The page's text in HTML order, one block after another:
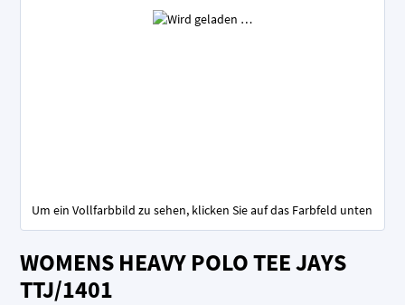
WOMENS HEAVY POLO TEE JAYS
TTJ/1401
Um ein Vollfarbbild zu sehen, klicken Sie auf das Farbfeld unten
Anfang
der
Bildgalerie